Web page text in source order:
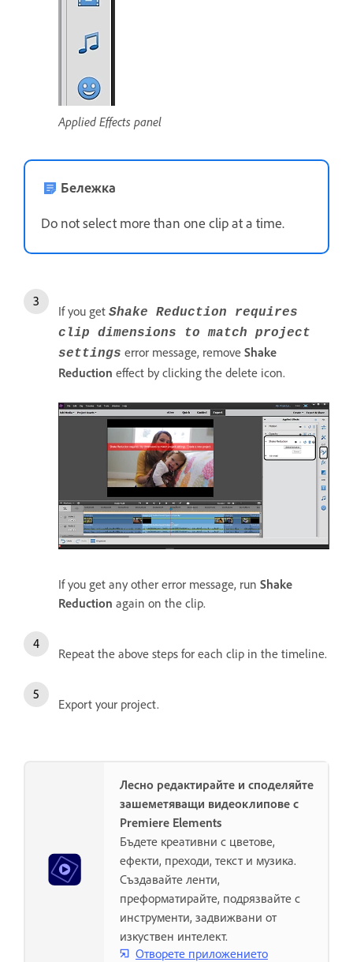
Applied Effects panel
Бележка
Do not select more than one clip at a time.
If you get Shake Reduction requires
clip dimensions to match project
settings error message, remove Shake
Reduction effect by clicking the delete icon.
If you get any other error message, run Shake
Reduction again on the clip.
Repeat the above steps for each clip in the timeline.
Export your project.
Лесно редактирайте и споделяйте
зашеметяващи видеоклипове с
Premiere Elements
Бъдете креативни с цветове,
ефекти, преходи, текст и музика.
Създавайте ленти,
преформатирайте, подрязвайте с
инструменти, задвижвани от
изкуствен интелект.
Отворете приложението